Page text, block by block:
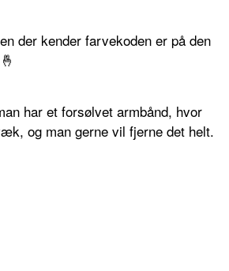
der kender farvekoden er på den
har et forsølvet armbånd, hvor
og man gerne vil fjerne det helt.